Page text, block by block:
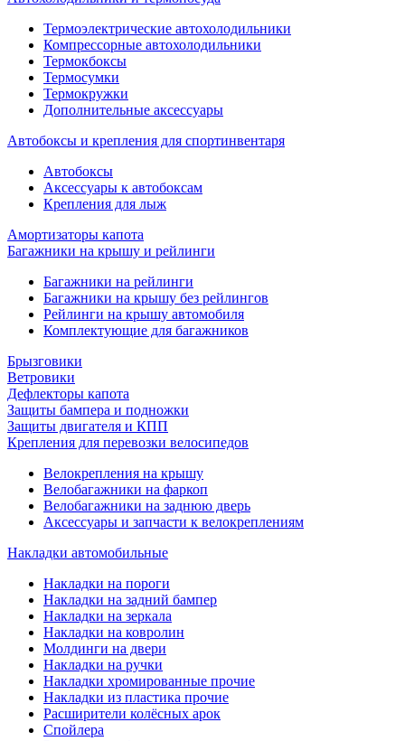
Термоэлектрические автохолодильники
Компрессорные автохолодильники
Термокбоксы
Термосумки
Термокружки
Дополнительные аксессуары
Автобоксы и крепления для спортинвентаря
Автобоксы
Аксессуары к автобоксам
Крепления для лыж
Амортизаторы капота
Багажники на крышу и рейлинги
Багажники на рейлинги
Багажники на крышу без рейлингов
Рейлинги на крышу автомобиля
Комплектующие для багажников
Брызговики
Ветровики
Дефлекторы капота
Защиты бампера и подножки
Защиты двигателя и КПП
Крепления для перевозки велосипедов
Велокрепления на крышу
Велобагажники на фаркоп
Велобагажники на заднюю дверь
Аксессуары и запчасти к велокреплениям
Накладки автомобильные
Накладки на пороги
Накладки на задний бампер
Накладки на зеркала
Накладки на ковролин
Молдинги на двери
Накладки на ручки
Накладки хромированные прочие
Накладки из пластика прочие
Расширители колёсных арок
Спойлера